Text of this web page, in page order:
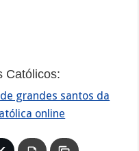
Católicos:
grandes santos da
online